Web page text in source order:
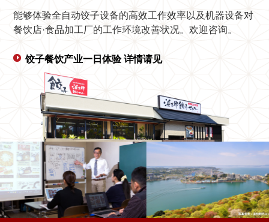
能够体验全自动饺子设备的高效工作效率以及机器设备对
餐饮店·食品加工厂的工作环境改善状况。欢迎咨询。
饺子餐饮产业一日体验 详情请见